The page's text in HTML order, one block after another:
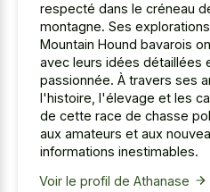
respecté dans le créneau
montagne. Ses
Mountain Hound bavarois
avec leurs idées détaillées
passionnée. À travers ses
l'histoire, l'élevage et les
de cette race de chasse
aux amateurs et aux
informations inestimables.
Voir le profil de Athanase